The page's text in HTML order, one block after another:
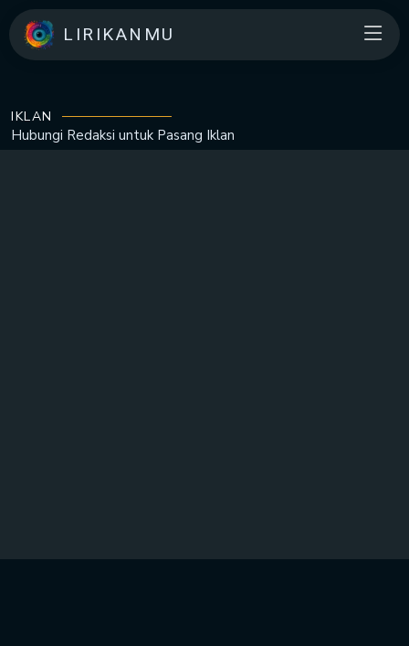
LIRIKANMU
IKLAN
Hubungi Redaksi untuk Pasang Iklan